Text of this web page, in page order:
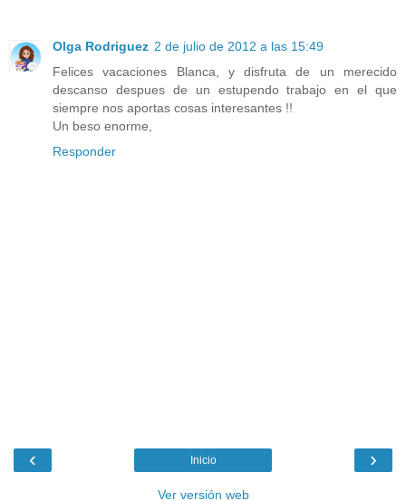
Olga Rodriguez 2 de julio de 2012 a las 15:49
Felices vacaciones Blanca, y disfruta de un merecido
descanso despues de un estupendo trabajo en el que
siempre nos aportas cosas interesantes !!
Un beso enorme,
Responder
‹ ›
Inicio
Ver versión web